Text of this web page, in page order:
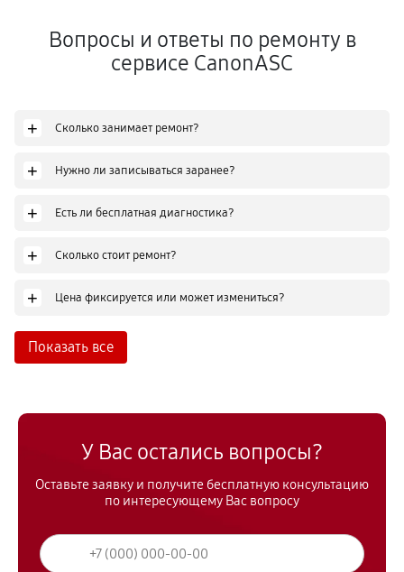
Вопросы и ответы по ремонту в
сервисе CanonASC
+ Сколько занимает ремонт?
+ Нужно ли записываться заранее?
+ Есть ли бесплатная диагностика?
+ Сколько стоит ремонт?
+ Цена фиксируется или может измениться?
Показать все
У Вас остались вопросы?
Оставьте заявку и получите бесплатную консультацию
по интересующему Вас вопросу